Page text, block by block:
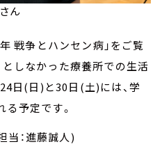
ん
戦争とハンセン病」をご覧
しなかった療養所での生活
日(日)と30日(土)には、学
予定です。
当：進藤誠人)